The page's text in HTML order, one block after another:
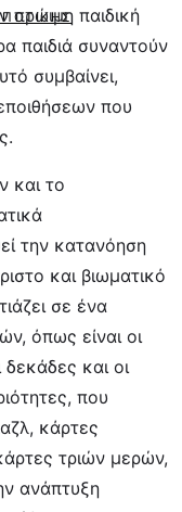
παιδική
παιδιά συναντούν
συμβαίνει,
που
και το
την κατανόηση
και βιωματικό
σε ένα
όπως είναι οι
και οι
που
κάρτες
τριών μερών,
ανάπτυξη